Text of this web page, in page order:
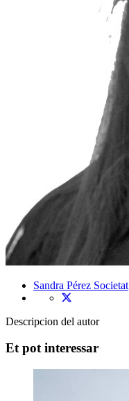
Sandra Pérez Societat
Descripcion del autor
Et pot interessar